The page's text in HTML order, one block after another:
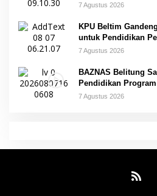
7 Agustus 2026
KPU Beltim
untuk Pendidikan
7 Agustus 2026
BAZNAS Belitung
Pendidikan
7 Agustus 2026